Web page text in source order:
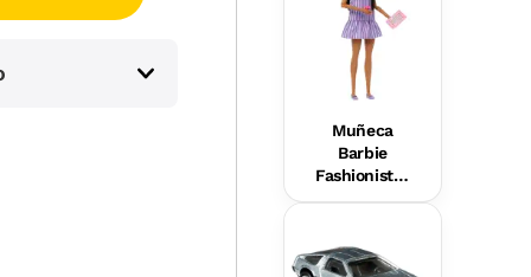
Muñeca
Barbie
Fashionistas
N.º 245 Con
Morado De
Rayas,